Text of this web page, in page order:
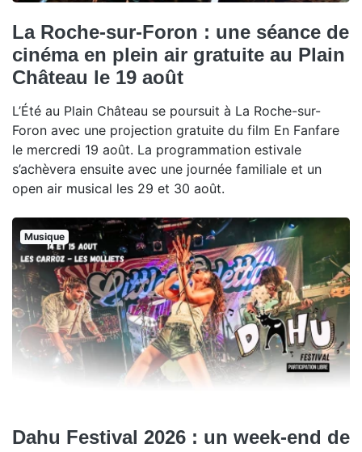
La Roche-sur-Foron : une séance de
cinéma en plein air gratuite au Plain
Château le 19 août
L’Été au Plain Château se poursuit à La Roche-sur-
Foron avec une projection gratuite du film En Fanfare
le mercredi 19 août. La programmation estivale
s’achèvera ensuite avec une journée familiale et un
open air musical les 29 et 30 août.
Musique
Dahu Festival 2026 : un week-end de